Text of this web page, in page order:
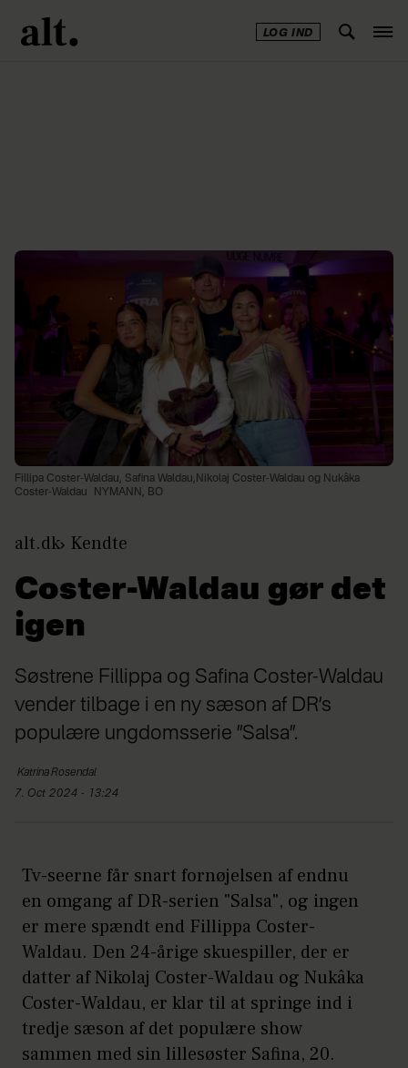
LOG IND
Fillipa Coster-Waldau, Safina Waldau,Nikolaj Coster-Waldau og Nukâka
Coster-Waldau
NYMANN, BO
alt.dk Kendte
Coster-Waldau gør det
igen
Søstrene Fillippa og Safina Coster-Waldau
vender tilbage i en ny sæson af DR’s
populære ungdomsserie ”Salsa”.
KatrinaRosendal
7. Oct 2024 - 13:24
Tv-seerne får snart fornøjelsen af endnu
en omgang af DR-serien "Salsa", og ingen
er mere spændt end Fillippa Coster-
Waldau. Den 24-årige skuespiller, der er
datter af Nikolaj Coster-Waldau og Nukâka
Coster-Waldau, er klar til at springe ind i
tredje sæson af det populære show
sammen med sin lillesøster Safina, 20.